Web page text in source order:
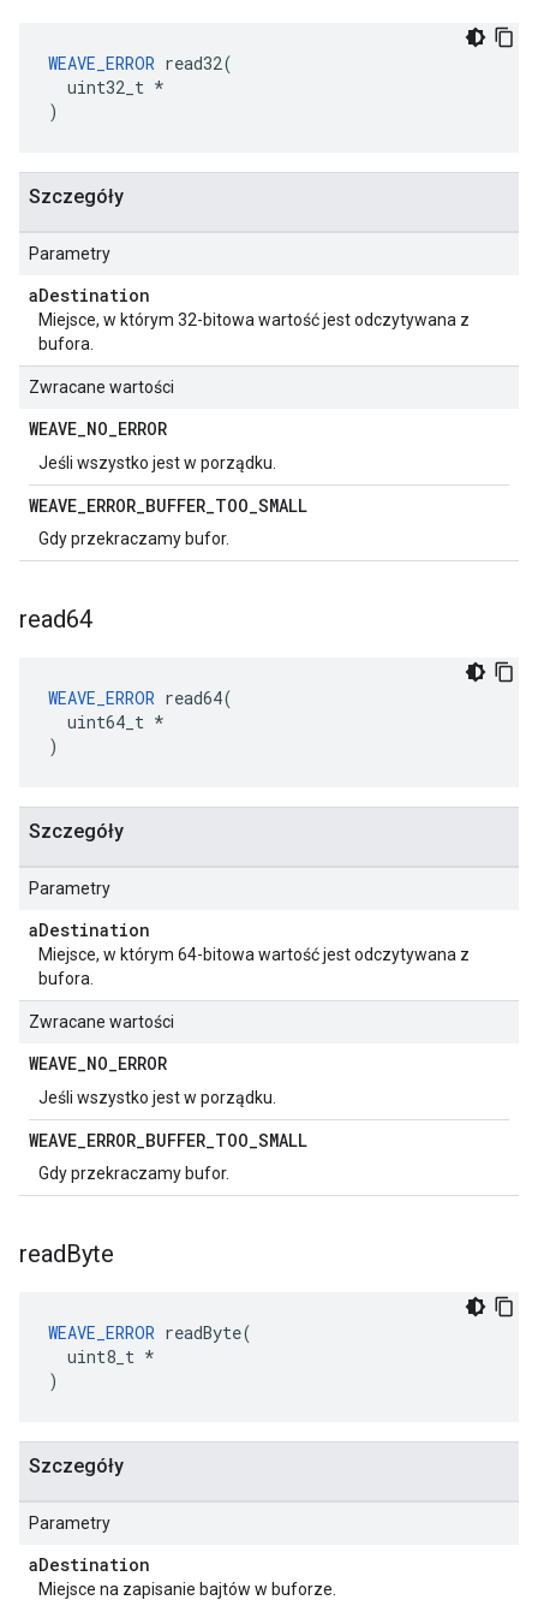
WEAVE_ERROR read32(
  uint32_t *
)
Szczegóły
Parametry
aDestination
Miejsce, w którym 32-bitowa wartość jest odczytywana z
bufora.
Zwracane wartości
WEAVE_NO_ERROR
Jeśli wszystko jest w porządku.
WEAVE_ERROR_BUFFER_TOO_SMALL
Gdy przekraczamy bufor.
read64
WEAVE_ERROR read64(
  uint64_t *
)
Szczegóły
Parametry
aDestination
Miejsce, w którym 64-bitowa wartość jest odczytywana z
bufora.
Zwracane wartości
WEAVE_NO_ERROR
Jeśli wszystko jest w porządku.
WEAVE_ERROR_BUFFER_TOO_SMALL
Gdy przekraczamy bufor.
readByte
WEAVE_ERROR readByte(
  uint8_t *
)
Szczegóły
Parametry
aDestination
Miejsce na zapisanie bajtów w buforze.